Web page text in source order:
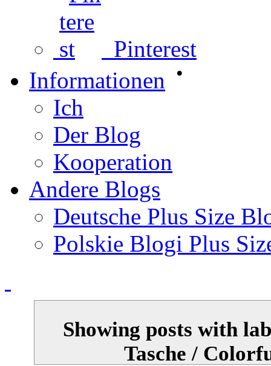
Pinterest
Informationen •
Ich
Der Blog
Kooperation
Andere Blogs
Deutsche Plus Size
Polskie Blogi Plus
Showing posts with
Tasche /